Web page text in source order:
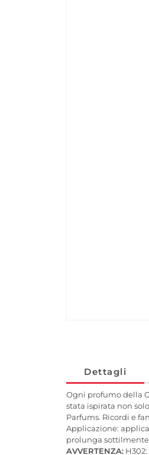
Dettagli
Ogni profumo della
stata ispirata non
Parfums. Ricordi e
Applicazione:
prolunga sottilmente
AVVERTENZA: